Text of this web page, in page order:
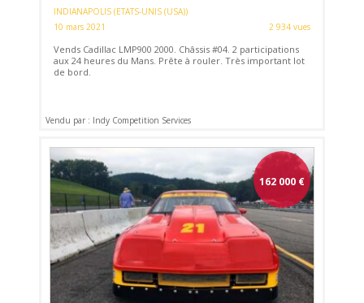
INDIANAPOLIS (ETATS-UNIS (USA))
10 mars 2021
2 934 vues
Vends Cadillac LMP900 2000. Châssis #04. 2 participations
aux 24 heures du Mans. Prête à rouler. Très important lot
de bord.
Vendu par : Indy Competition Services
162 000€